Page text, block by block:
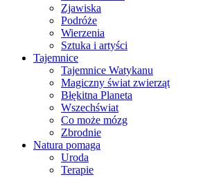
Zjawiska
Podróże
Wierzenia
Sztuka i artyści
Tajemnice
Tajemnice Watykanu
Magiczny świat zwierząt
Błękitna Planeta
Wszechświat
Co może mózg
Zbrodnie
Natura pomaga
Uroda
Terapie